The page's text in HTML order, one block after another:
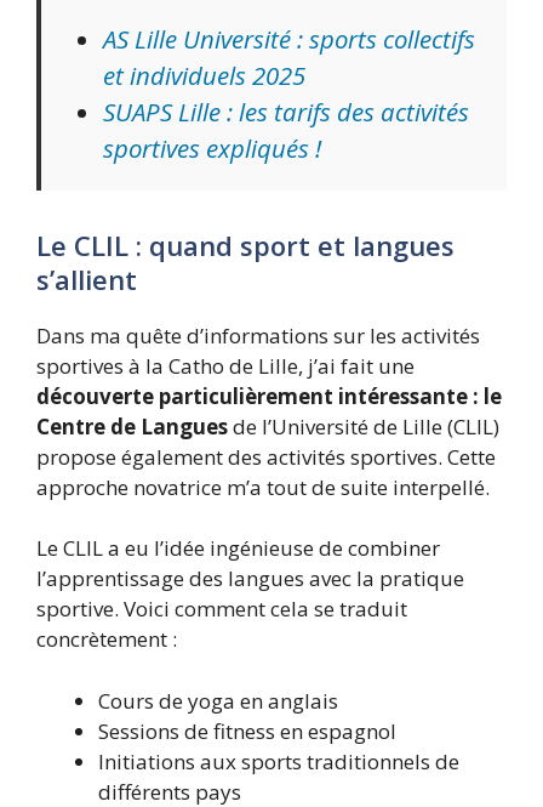
AS Lille Université : sports collectifs
et individuels 2025
SUAPS Lille : les tarifs des activités
sportives expliqués !
Le CLIL : quand sport et langues
s’allient
Dans ma quête d’informations sur les activités
sportives à la Catho de Lille, j’ai fait une
découverte particulièrement intéressante : le
Centre de Languesde l’Université de Lille (CLIL)
propose également des activités sportives. Cette
approche novatrice m’a tout de suite interpellé.
Le CLIL a eu l’idée ingénieuse de combiner
l’apprentissage des langues avec la pratique
sportive. Voici comment cela se traduit
concrètement :
Cours de yoga en anglais
Sessions de fitness en espagnol
Initiations aux sports traditionnels de
différents pays